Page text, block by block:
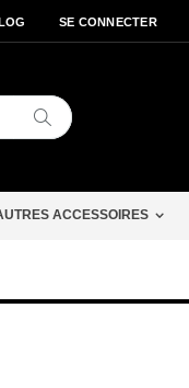
SE CONNECTER
Chercher
ACCESSOIRES